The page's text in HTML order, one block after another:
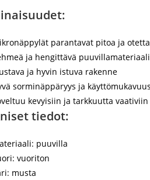
parantavat pitoa ja otetta
ja hengittävä puuvillamateriaali
ja hyvin istuva rakenne
sorminäppäryys ja käyttömukavuus
kevyisiin ja tarkkuutta
tiedot:
puuvilla
vuoriton
musta